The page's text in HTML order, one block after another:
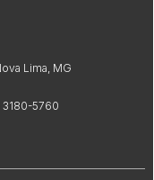
Lima, MG
3180-5760